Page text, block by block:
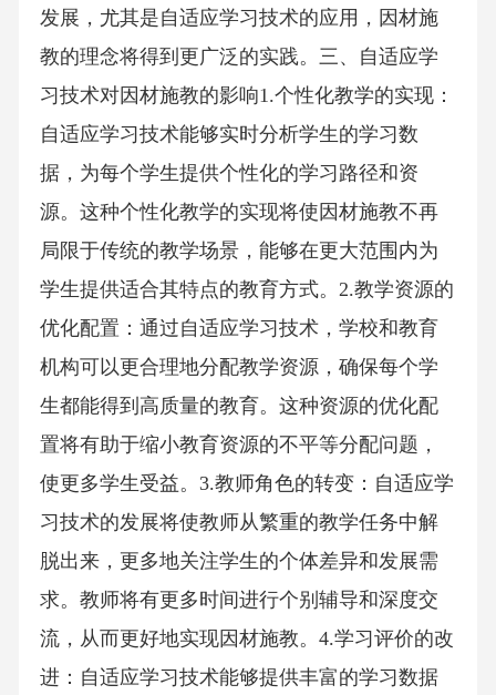
发展，尤其是自适应学习技术的应用，因材施
教的理念将得到更广泛的实践。三、自适应学
习技术对因材施教的影响1.个性化教学的实现：
自适应学习技术能够实时分析学生的学习数
据，为每个学生提供个性化的学习路径和资
源。这种个性化教学的实现将使因材施教不再
局限于传统的教学场景，能够在更大范围内为
学生提供适合其特点的教育方式。2.教学资源的
优化配置：通过自适应学习技术，学校和教育
机构可以更合理地分配教学资源，确保每个学
生都能得到高质量的教育。这种资源的优化配
置将有助于缩小教育资源的不平等分配问题，
使更多学生受益。3.教师角色的转变：自适应学
习技术的发展将使教师从繁重的教学任务中解
脱出来，更多地关注学生的个体差异和发展需
求。教师将有更多时间进行个别辅导和深度交
流，从而更好地实现因材施教。4.学习评价的改
进：自适应学习技术能够提供丰富的学习数据